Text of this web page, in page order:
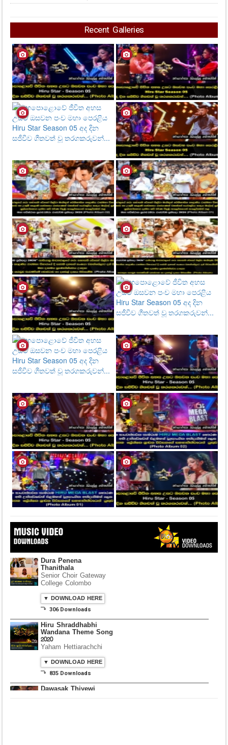
Recent Galleries
Dura Penena
Thanithala
Senior Choir Gateway
College Colombo
▼ DOWNLOAD HERE
⤵ 306 Downloads
Hiru Shraddhabhi
Wandana Theme Song
2020
Yaham Hettiarachchi
▼ DOWNLOAD HERE
⤵ 835 Downloads
Dawasak Thiyewi